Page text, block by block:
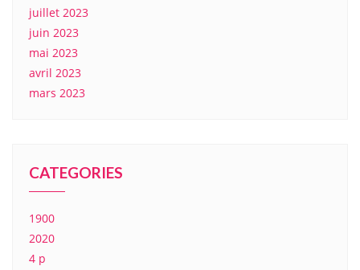
juillet 2023
juin 2023
mai 2023
avril 2023
mars 2023
CATEGORIES
1900
2020
4 p